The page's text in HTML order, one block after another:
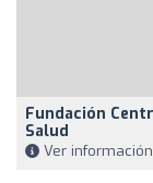
Fundación
Salud
Ver